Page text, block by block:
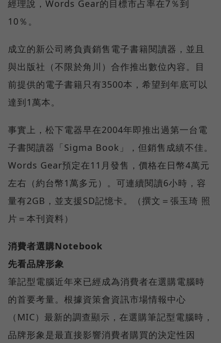
經理說，Words Gear的目標市占率在7％到
10％。
成立的新公司將負責銷售電子書籍閱讀器，並且
與出版社（不限於角川）合作推出數位內容。目
前提供的電子書籍只有3500本，希望到年底可以
達到1萬本。
事實上，松下電器早在2004年即推出過第一台電
子書閱讀器「Sigma Book」，但銷售成績不佳。
Words Gear預定在11月發售，價格在日幣4萬元
左右（約台幣1萬多元）。可連續閱讀6小時，容
量有2GB，並支援SD記憶卡。（撰文＝張玉琦 照
片＝本刊資料）
消費者選購Notebook
先看品牌形象
筆記型電腦近年來已經成為消費者在選購電腦時
的首要考量。根據資策會資訊市場情報中心
（MIC）最新的調查顯示，在選購筆記型電腦時，
品牌形象是最直接影響消費者購買的決定性因